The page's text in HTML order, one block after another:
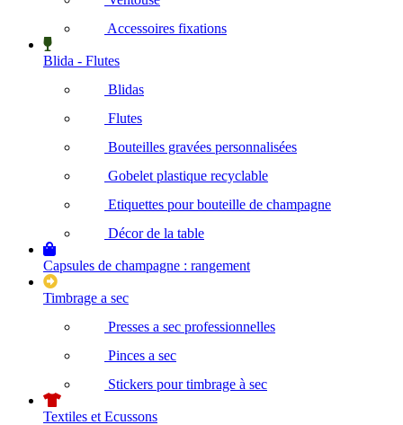
Accessoires fixations
Blida - Flutes
Blidas
Flutes
Bouteilles gravées personnalisées
Gobelet plastique recyclable
Etiquettes pour bouteille de champagne
Décor de la table
Capsules de champagne : rangement
Timbrage a sec
Presses a sec professionnelles
Pinces a sec
Stickers pour timbrage à sec
Textiles et Ecussons